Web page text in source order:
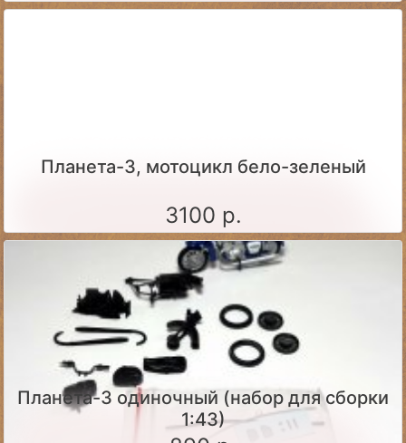
Планета-3, мотоцикл бело-зеленый
3100 р.
Планета-3 одиночный (набор для сборки
1:43)